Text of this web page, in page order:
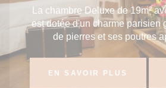
La chambre Deluxe de 19m²
est dotée d'un charme parisien
de pierres et ses poutres
EN SAVOIR PLUS